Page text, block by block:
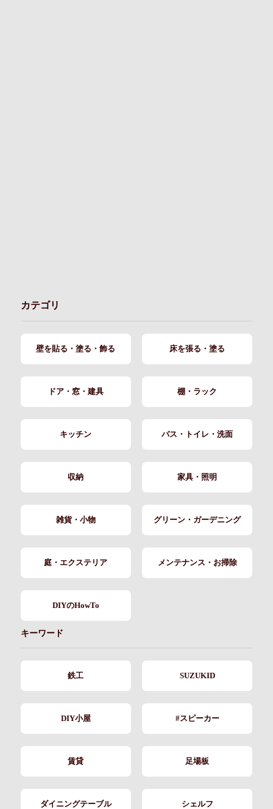
カテゴリ
壁を貼る・塗る・飾る 床を張る・塗る
ドア・窓・建具 棚・ラック
キッチン バス・トイレ・洗面
収納 家具・照明
雑貨・小物 グリーン・ガーデニング
庭・エクステリア メンテナンス・お掃除
DIYのHowTo
キーワード
鉄工 SUZUKID
DIY小屋 #スピーカー
賃貸 足場板
ダイニングテーブル シェルフ